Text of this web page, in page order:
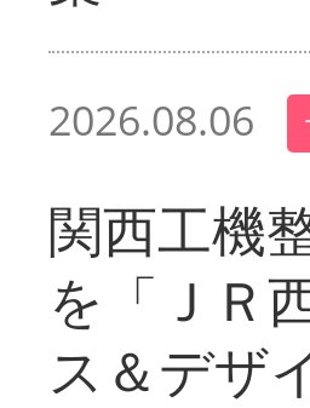
2026.08.06
関西工機
を「ＪＲ
ス＆デザ